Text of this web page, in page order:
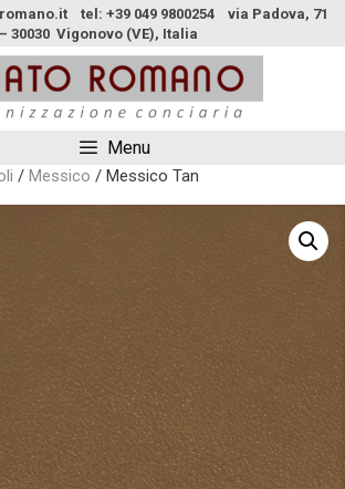
tel: +39 049 9800254 via Padova, 71
– 30030 Vigonovo (VE), Italia
Menu
/ Messico / Messico Tan